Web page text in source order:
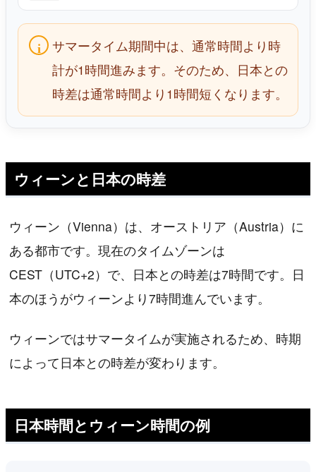
サマータイム期間中は、通常時間より時
計が1時間進みます。そのため、日本との
時差は通常時間より1時間短くなります。
ウィーンと日本の時差
ウィーン（Vienna）は、オーストリア（Austria）に
ある都市です。現在のタイムゾーンは
CEST（UTC+2）で、日本との時差は7時間です。日
本のほうがウィーンより7時間進んでいます。
ウィーンではサマータイムが実施されるため、時期
によって日本との時差が変わります。
日本時間とウィーン時間の例